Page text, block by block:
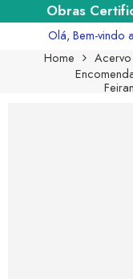
Obras
Olá, Bem-vindo
Home
Acervo